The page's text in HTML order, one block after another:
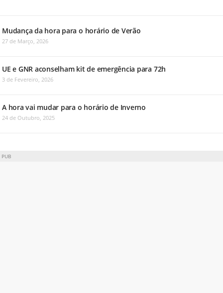
Mudança da hora para o horário de Verão
27 de Março, 2026
UE e GNR aconselham kit de emergência para 72h
3 de Fevereiro, 2026
A hora vai mudar para o horário de Inverno
24 de Outubro, 2025
PUB